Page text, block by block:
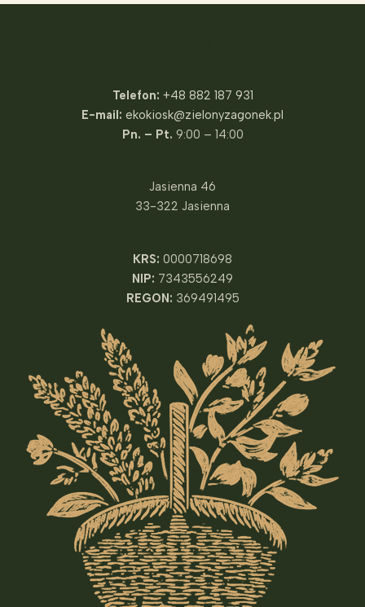
Telefon: +48 882 187 931
E-mail: ekokiosk@zielonyzagonek.pl
Pn. – Pt. 9:00 – 14:00
Jasienna 46
33-322 Jasienna
KRS: 0000718698
NIP: 7343556249
REGON: 369491495